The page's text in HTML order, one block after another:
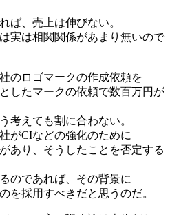
ば、売上は伸びない。
実は相関関係があまり無いので
のロゴマークの作成依頼を
したマークの依頼で数百万円が
考えても割に合わない。
がCIなどの強化のために
あり、そうしたことを否定する
のであれば、その背景に
を採用すべきだと思うのだ。